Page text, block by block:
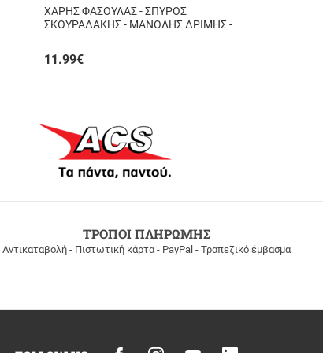
ΧΑΡΗΣ ΦΑΣΟΥΛΑΣ - ΣΠΥΡΟΣ
ΣΚΟΥΡΑΔΑΚΗΣ - ΜΑΝΟΛΗΣ ΔΡΙΜΗΣ -
11.99€
ΤΡΟΠΟΙ ΠΛΗΡΩΜΗΣ
Αντικαταβολή - Πιστωτική κάρτα - PayPal - Τραπεζικό έμβασμα